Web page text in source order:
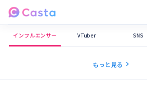
Castaメディア
インフルエンサー VTuber SNS
もっと見る chevron_right